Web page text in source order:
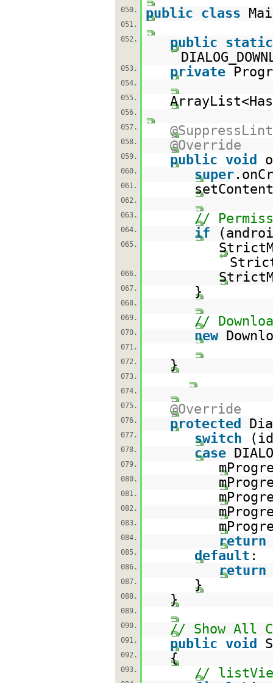
050.
public class
051.
052.
public static
053. private
054.
055.
056.
057.
@SuppressLint
058. @Override
059. public void
060. super
061.
062.
063.
//
064. if
065.
066.
067. }
068.
069.
//
070. new
071.
072.
}
073.
074.
075.
@Override
076. protected
077. switch
078. case
079.
080.
081.
082.
083.
084. return
085. default :
086. return
087. }
088. }
089.
090.
// Show All
091. public void
092. {
093. //